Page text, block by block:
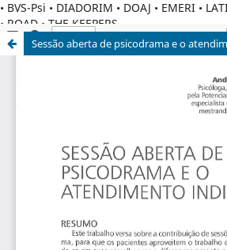
• BVS-Psi • DIADORIM • DOAJ • EMERI •
• ROAD • THE KEEPERS
Sessão aberta de psicodrama e o